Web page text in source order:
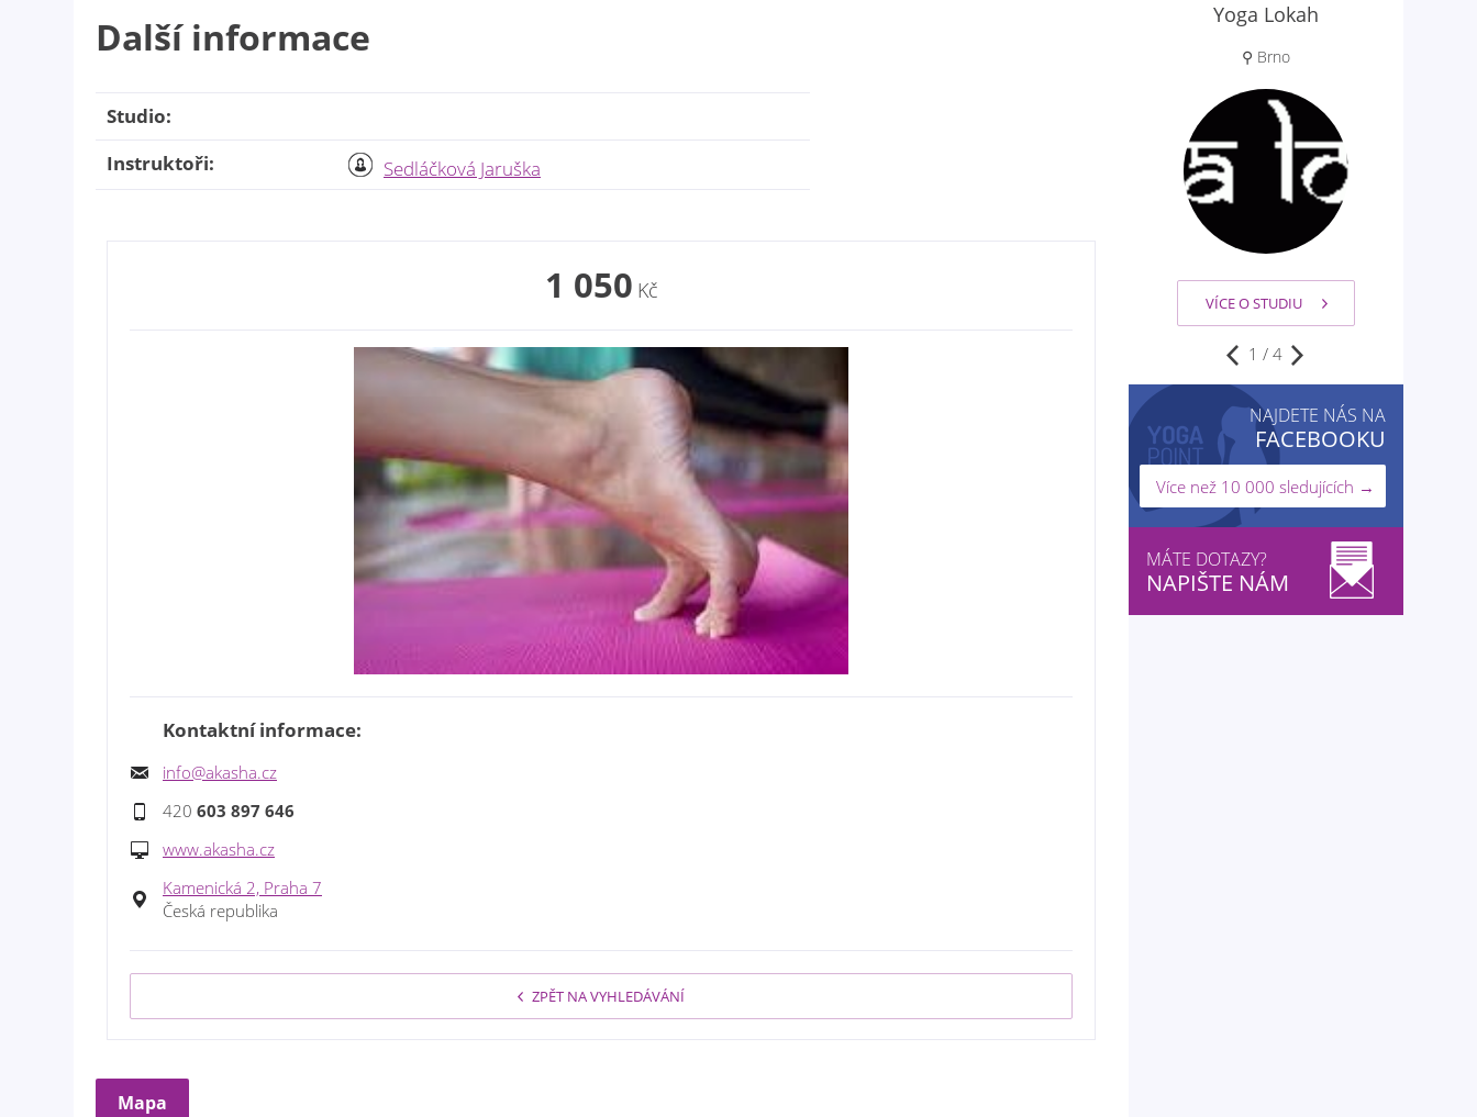
Další informace
Studio:
Instruktoři:
Sedláčková Jaruška
1 050 Kč
Kontaktní informace:
info@akasha.cz
420 603 897 646
www.akasha.cz
Kamenická 2, Praha 7
Česká republika
ZPĚT NA VYHLEDÁVÁNÍ
Mapa
Aloha jóga
⚲ Praha 6
VÍCE O STUDIU
2 / 4
NAJDETE NÁS NA
FACEBOOKU
Více než 10 000 sledujících →
MÁTE DOTAZY?
NAPIŠTE NÁM